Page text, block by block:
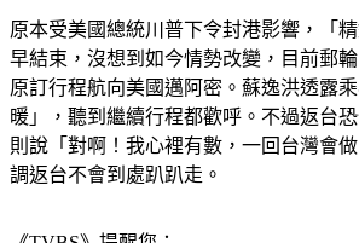
原本受美國總統川普下令封港影響，「
早結束，沒想到如今情勢改變，目前郵輪
原訂行程航向美國邁阿密。蘇逸洪透露
暖」，聽到繼續行程都歡呼。不過返台
則說「對啊！我心裡有數，一回台灣會做